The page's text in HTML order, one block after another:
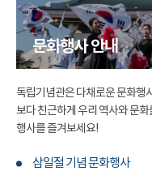
문화행사 안내
독립기념관은 다채로운 문화행
보다 친근하게 우리 역사와 문
행사를 즐겨보세요!
삼일절 기념 문화행사